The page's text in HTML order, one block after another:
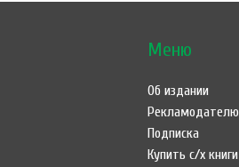
Меню
Об издании
Рекламодателю
Подписка
Купить с/х книги